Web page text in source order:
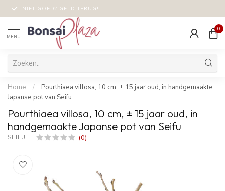
NIET GOED? GELD TERUG!
MENU
0
Home /
Pourthiaea villosa, 10 cm, ± 15 jaar oud, in handgemaakte
Japanse pot van Seifu
Pourthiaea villosa, 10 cm, ± 15 jaar oud, in
handgemaakte Japanse pot van Seifu
SEIFU (0)